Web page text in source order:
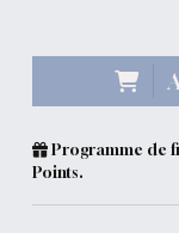
Programme de
Points.